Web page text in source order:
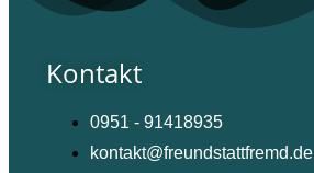
Kontakt
0951 - 91418935
kontakt@freundstattfremd.de